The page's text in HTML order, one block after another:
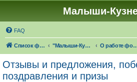
Малыши-
FAQ
Список форумов "Малыши-Кузнечики" (18+) О работе форума
Отзывы и предложения,
поздравления и призы